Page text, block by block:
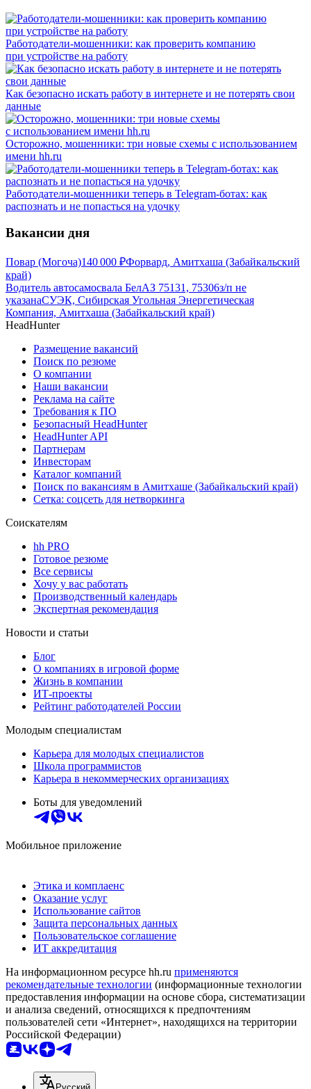
Работодатели-мошенники: как проверить компанию
при устройстве на работу
Как безопасно искать работу в интернете и не потерять свои
данные
Осторожно, мошенники: три новые схемы с использованием
имени hh.ru
Работодатели-мошенники теперь в Telegram-ботах: как
распознать и не попасться на удочку
Вакансии дня
Повар (Могоча)140 000 ₽Форвард, Амитхаша (Забайкальский
край)
Водитель автосамосвала БелАЗ 75131, 75306з/п не
указанаСУЭК, Сибирская Угольная Энергетическая
Компания, Амитхаша (Забайкальский край)
HeadHunter
Размещение вакансий
Поиск по резюме
О компании
Наши вакансии
Реклама на сайте
Требования к ПО
Безопасный HeadHunter
HeadHunter API
Партнерам
Инвесторам
Каталог компаний
Поиск по вакансиям в Амитхаше (Забайкальский край)
Сетка: соцсеть для нетворкинга
Соискателям
hh PRO
Готовое резюме
Все сервисы
Хочу у вас работать
Производственный календарь
Экспертная рекомендация
Новости и статьи
Блог
О компаниях в игровой форме
Жизнь в компании
ИТ-проекты
Рейтинг работодателей России
Молодым специалистам
Карьера для молодых специалистов
Школа программистов
Карьера в некоммерческих организациях
Боты для уведомлений
Мобильное приложение
Этика и комплаенс
Оказание услуг
Использование сайтов
Защита персональных данных
Пользовательское соглашение
ИТ аккредитация
На информационном ресурсе hh.ru применяются
рекомендательные технологии (информационные технологии
предоставления информации на основе сбора, систематизации
и анализа сведений, относящихся к предпочтениям
пользователей сети «Интернет», находящихся на территории
Российской Федерации)